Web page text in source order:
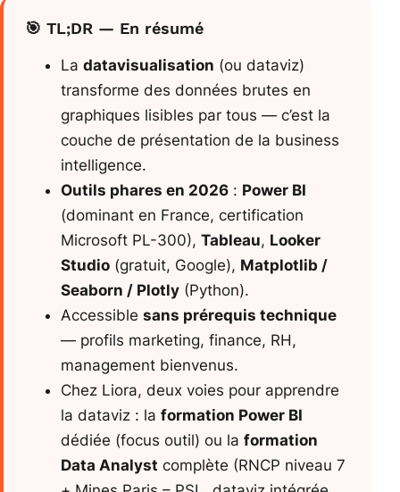
🎯 TL;DR — En résumé
La datavisualisation (ou dataviz)
transforme des données brutes en
graphiques lisibles par tous — c’est la
couche de présentation de la business
intelligence.
Outils phares en 2026 : Power BI
(dominant en France, certification
Microsoft PL-300), Tableau, Looker
Studio (gratuit, Google), Matplotlib /
Seaborn / Plotly (Python).
Accessible sans prérequis technique
— profils marketing, finance, RH,
management bienvenus.
Chez Liora, deux voies pour apprendre
la dataviz : la formation Power BI
dédiée (focus outil) ou la formation
Data Analyst complète (RNCP niveau 7